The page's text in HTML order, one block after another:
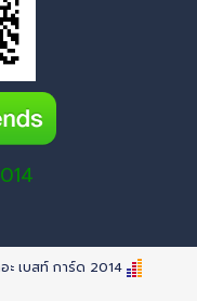
เบสท์ การ์ด 2014